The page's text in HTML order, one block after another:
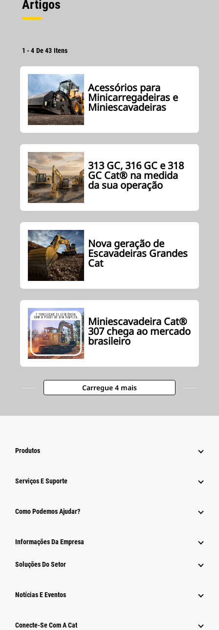
Artigos
1 -4 De43 Itens
Acessórios para
Minicarregadeiras e
Miniescavadeiras
313 GC, 316 GC e 318
GC Cat® na medida
da sua operação
Nova geração de
Escavadeiras Grandes
Cat
Miniescavadeira Cat®
307 chega ao mercado
brasileiro
Carregue 4 mais
Produtos
Serviços E Suporte
Como Podemos Ajudar?
Informações Da Empresa
Soluções Do Setor
Notícias E Eventos
Conecte-Se Com A Cat